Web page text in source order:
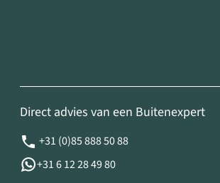
Direct advies van een Buitenexpert
+31 (0)85 888 50 88
+31 6 12 28 49 80